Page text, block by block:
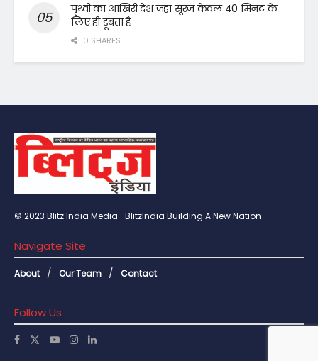
पृथ्वी का आखिरी देश जहां सूरज केवल 40 मिनट के
लिए ही डूबता है
0 SHARES
© 2023 Blitz India Media -BlitzIndia Building A New Nation
Navigate Site
About Our Team Contact
Follow Us